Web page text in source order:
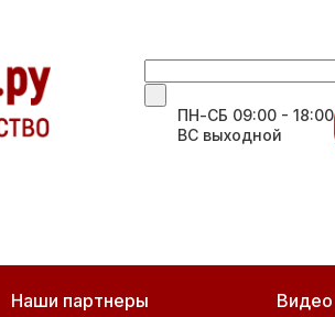
ПН-СБ 09:00 - 18:00
ВС выходной
Наши партнеры Видео